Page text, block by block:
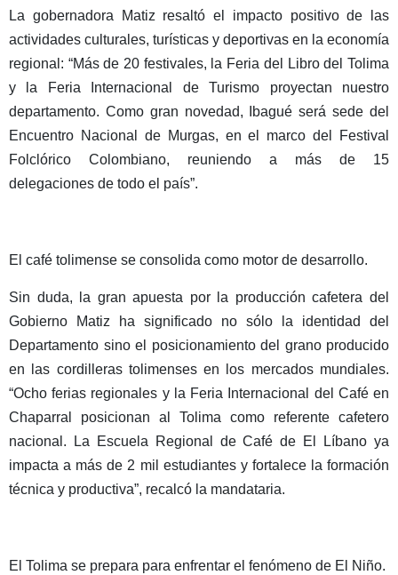
La gobernadora Matiz resaltó el impacto positivo de las
actividades culturales, turísticas y deportivas en la economía
regional: “Más de 20 festivales, la Feria del Libro del Tolima
y la Feria Internacional de Turismo proyectan nuestro
departamento. Como gran novedad, Ibagué será sede del
Encuentro Nacional de Murgas, en el marco del Festival
Folclórico Colombiano, reuniendo a más de 15
delegaciones de todo el país”.
El café tolimense se consolida como motor de desarrollo.
Sin duda, la gran apuesta por la producción cafetera del
Gobierno Matiz ha significado no sólo la identidad del
Departamento sino el posicionamiento del grano producido
en las cordilleras tolimenses en los mercados mundiales.
“Ocho ferias regionales y la Feria Internacional del Café en
Chaparral posicionan al Tolima como referente cafetero
nacional. La Escuela Regional de Café de El Líbano ya
impacta a más de 2 mil estudiantes y fortalece la formación
técnica y productiva”, recalcó la mandataria.
El Tolima se prepara para enfrentar el fenómeno de El Niño.